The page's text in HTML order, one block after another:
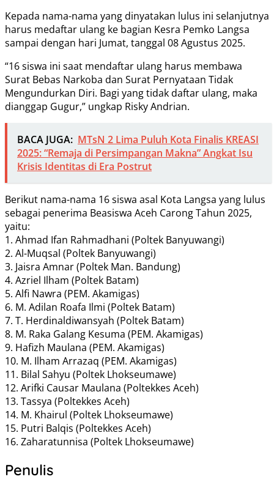
Kepada nama-nama yang dinyatakan lulus ini selanjutnya
harus medaftar ulang ke bagian Kesra Pemko Langsa
sampai dengan hari Jumat, tanggal 08 Agustus 2025.
“16 siswa ini saat mendaftar ulang harus membawa
Surat Bebas Narkoba dan Surat Pernyataan Tidak
Mengundurkan Diri. Bagi yang tidak daftar ulang, maka
dianggap Gugur,” ungkap Risky Andrian.
BACA JUGA: MTsN 2 Lima Puluh Kota Finalis KREASI
2025: “Remaja di Persimpangan Makna” Angkat Isu
Krisis Identitas di Era Postrut
Berikut nama-nama 16 siswa asal Kota Langsa yang lulus
sebagai penerima Beasiswa Aceh Carong Tahun 2025,
yaitu:
1. Ahmad Ifan Rahmadhani (Poltek Banyuwangi)
2. Al-Muqsal (Poltek Banyuwangi)
3. Jaisra Amnar (Poltek Man. Bandung)
4. Azriel Ilham (Poltek Batam)
5. Alfi Nawra (PEM. Akamigas)
6. M. Adilan Roafa Ilmi (Poltek Batam)
7. T. Herdinaldiwansyah (Poltek Batam)
8. M. Raka Galang Kesuma (PEM. Akamigas)
9. Hafizh Maulana (PEM. Akamigas)
10. M. Ilham Arrazaq (PEM. Akamigas)
11. Bilal Sahyu (Poltek Lhokseumawe)
12. Arifki Causar Maulana (Poltekkes Aceh)
13. Tassya (Poltekkes Aceh)
14. M. Khairul (Poltek Lhokseumawe)
15. Putri Balqis (Poltekkes Aceh)
16. Zaharatunnisa (Poltek Lhokseumawe)
Penulis